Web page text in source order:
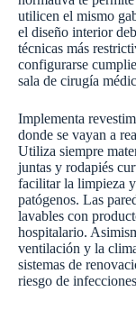
utilicen el mismo
el diseño interior
técnicas más
configurarse
sala de cirugía
Implementa
donde se vayan a
Utiliza siempre
juntas y rodapiés
facilitar la limpieza
patógenos. Las
lavables con
hospitalario.
ventilación y la
sistemas de
riesgo de